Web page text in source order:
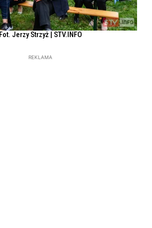
Fot. Jerzy Strzyż | STV.INFO
REKLAMA